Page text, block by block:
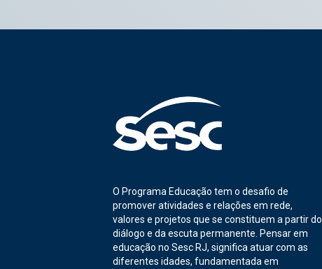
O Programa Educação tem o desafio de
promover atividades e relações em rede,
valores e projetos que se constituem a partir do
diálogo e da escuta permanente. Pensar em
educação no Sesc RJ, significa atuar com as
diferentes idades, fundamentada em